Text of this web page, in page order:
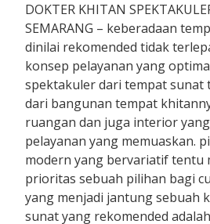
DOKTER KHITAN
SEMARANG – keberadaan
dinilai rekomended tidak
konsep pelayanan yang
spektakuler dari tempat sunat
dari bangunan tempat
ruangan dan juga interior
pelayanan yang memuaskan.
modern yang bervariatif tentu
prioritas sebuah pilihan bagi
yang menjadi jantung sebuah
sunat yang rekomended